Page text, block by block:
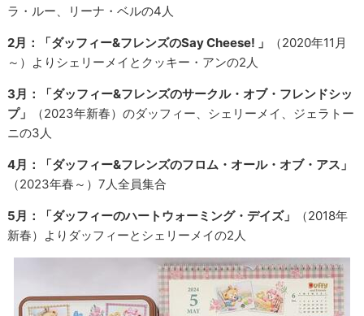
ラ・ルー、リーナ・ベルの4人
2月：「ダッフィー&フレンズのSay Cheese! 」
（2020年11月
～）よりシェリーメイとクッキー・アンの2人
3月：「ダッフィー&フレンズのサークル・オブ・フレンドシッ
プ」
（2023年新春）のダッフィー、シェリーメイ、ジェラトー
ニの3人
4月：「ダッフィー&フレンズのフロム・オール・オブ・アス」
（2023年春～）7人全員集合
5月：「ダッフィーのハートウォーミング・デイズ」
（2018年
新春）よりダッフィーとシェリーメイの2人